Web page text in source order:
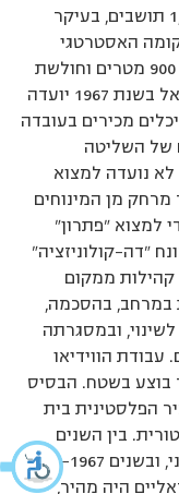
ארכיטקטונית. בהתנחלות מתגוררים 1,700 תושבים, בעיקר
האסטרטגי
במרחב על ראש גבעה, המתנשאת לגובה 900 מטרים וחולשת
על האזור. בטרם נכבש האזור על ידי ישראל בשנת 1967 יועדה
מכירים בעובדה
של השליטה
נועדה למצוא
מרחק מן המינוחים
למצוא ”פתרון”
”דה-קולוניזציה”
קהילות ממקום
במרחב, בהסכמה,
ובמסגרתה
עבודת הווידיאו
בוצע בשטח. הבסיס
הפלסטינית בית
בין השנים
1967-1948 שימש כבסיס של הצבא הירדני, ובשנים 1967– 2006
היה מהיר,